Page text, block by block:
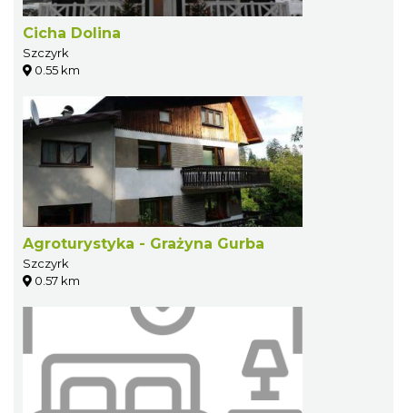
Cicha Dolina
Szczyrk
0.55 km
Agroturystyka - Grażyna Gurba
Szczyrk
0.57 km